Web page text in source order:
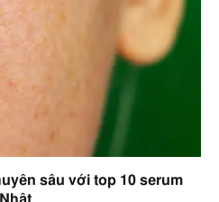
sâu với top 10 serum